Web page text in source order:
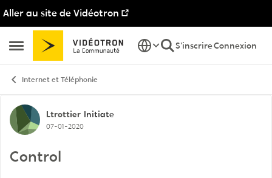
Aller au site de Vidéotron
Ouvrir Menu Latéral
Passer au contenu
S'inscrireConnexion
Internet et Téléphonie
Discussion de forum
Ltrottier Initiate
07-01-2020
Control